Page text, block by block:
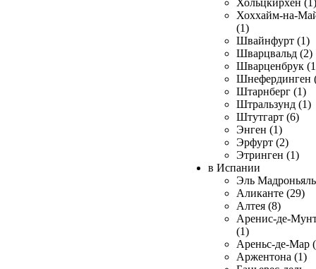
Хольцкирхен (1)
Хоххайм-на-
(1)
Швайнфурт (1)
Шварцвальд (2)
Шварценбрук
Шнефердинген
Штарнберг (1)
Штральзунд (1)
Штутгарт (6)
Энген (1)
Эрфурт (2)
Этринген (1)
в Испании
Эль
Аликанте (29)
Алтея (8)
Аренис-де-
(1)
Ареньс-де-Мар
Аржентона (1)